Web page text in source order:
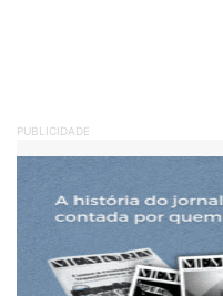
PUBLICIDADE